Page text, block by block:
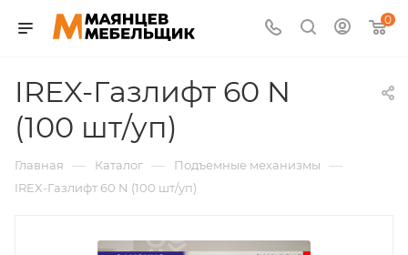
0
IREX-Газлифт 60 N
(100 шт/уп)
Главная — Каталог — Подъемные механизмы —
IREX-Газлифт 60 N (100 шт/уп)